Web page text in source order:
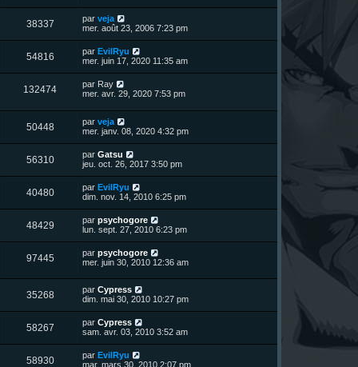
a
g
e
s
m
e
s
s
a
g
u
n
i
e
r
m
e
s
s
a
g
38337V
u
s
D
e
i
e
r
m
e
s
a
g
e
par veja
mer. août 23, 2006 7:23 pm
54816V
u
D
e
i
e
e
s
s
a
g
e
par EvilRyu
mer. juin 17, 2020 11:35 am
132474V
u
D
e
n
i
e
e
s
s
a
g
e
par Ray
mer. avr. 29, 2020 7:53 pm
50448V
u
s
D
e
i
e
r
m
e
s
s
a
g
e
par veja
mer. janv. 08, 2020 4:32 pm
56310V
u
s
D
e
i
e
r
m
e
s
s
a
g
e
par Gatsu
jeu. oct. 26, 2017 3:50 pm
40480V
u
s
D
e
i
e
r
m
e
s
a
g
e
par EvilRyu
dim. nov. 14, 2010 6:25 pm
48429V
u
D
e
i
e
r
m
e
s
s
a
g
e
par psychogore
lun. sept. 27, 2010 6:23 pm
97445V
u
e
D
e
n
i
e
r
m
e
s
s
a
par psychogore
mer. juin 30, 2010 12:36 am
35268V
u
s
D
e
i
e
r
m
par Cypress
dim. mai 30, 2010 10:27 pm
58267V
u
D
e
i
par Cypress
sam. avr. 03, 2010 3:52 am
58930V
D
e
par EvilRyu
mar. mars 30, 2010 2:07 pm